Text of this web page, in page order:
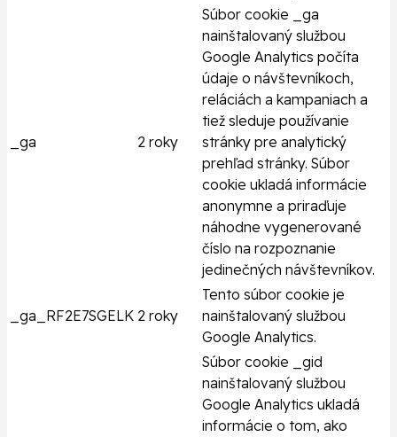
_ga 2 roky
Súbor cookie _ga
nainštalovaný službou
Google Analytics počíta
údaje o návštevníkoch,
reláciách a kampaniach a
tiež sleduje používanie
stránky pre analytický
prehľad stránky. Súbor
cookie ukladá informácie
anonymne a priraďuje
náhodne vygenerované
číslo na rozpoznanie
jedinečných návštevníkov.
_ga_RF2E7SGELK 2 roky
Tento súbor cookie je
nainštalovaný službou
Google Analytics.
Súbor cookie _gid
nainštalovaný službou
Google Analytics ukladá
informácie o tom, ako